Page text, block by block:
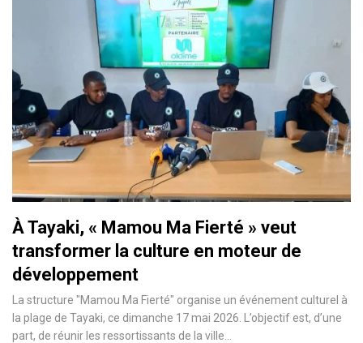
À Tayaki, « Mamou Ma Fierté » veut
transformer la culture en moteur de
développement
La structure "Mamou Ma Fierté" organise un événement culturel à
la plage de Tayaki, ce dimanche 17 mai 2026. L’objectif est, d’une
part, de réunir les ressortissants de la ville…